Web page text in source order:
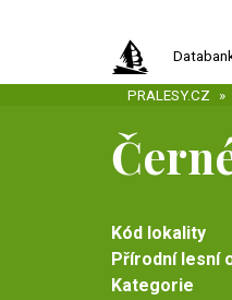
obsahu
PRALESY.CZ
Kód lokality
Přírodní lesní
Kategorie